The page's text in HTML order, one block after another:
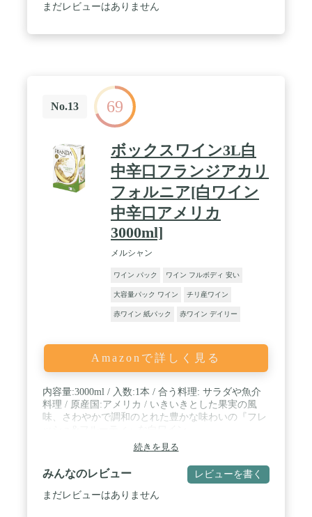
まだレビューはありません
No.13 69
ボックスワイン3L白
中辛口フランジアカリ
フォルニア[白ワイン
中辛口アメリカ
3000ml]
メルシャン
ワイン パック ワイン フルボディ 安い
大容量パック ワイン チリ産ワイン
赤ワイン 紙パック 赤ワイン デイリー
Amazonで詳しく見る
内容量:3000ml / 入数:1本 / 合う料理: サラダや魚介
料理 / 原産国:アメリカ / いきいきとした果実の風
味、さわやかで調和のとれた豊かな味わいの『フレ
続きを見る
みんなのレビュー レビューを書く
まだレビューはありません